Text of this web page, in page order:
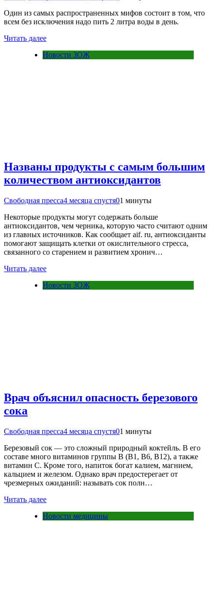
Один из самых распространенных мифов состоит в том, что
всем без исключения надо пить 2 литра воды в день.
Читать далее
Новости ЗОЖ
Названы продукты с самым большим
количеством антиоксидантов
Свободная пресса4 месяца спустя01 минуты
Некоторые продукты могут содержать больше
антиоксидантов, чем черника, которую часто считают одним
из главных источников. Как сообщает aif. ru, антиоксиданты
помогают защищать клетки от окислительного стресса,
связанного со старением и развитием хронич…
Читать далее
Новости ЗОЖ
Врач объяснил опасность березового
сока
Свободная пресса4 месяца спустя01 минуты
Березовый сок — это сложный природный коктейль. В его
составе много витаминов группы B (B1, B6, B12), а также
витамин C. Кроме того, напиток богат калием, магнием,
кальцием и железом. Однако врач предостерегает от
чрезмерных ожиданий: называть сок полн…
Читать далее
Новости медицины